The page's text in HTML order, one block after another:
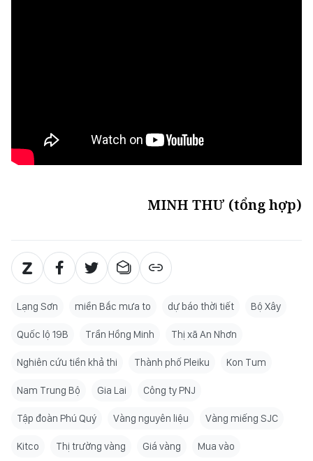
MINH THƯ (tổng hợp)
Lạng Sơn miền Bắc mưa to dự báo thời tiết Bộ Xây
Quốc lộ 19B Trần Hồng Minh Thị xã An Nhơn
Nghiên cứu tiền khả thi Thành phố Pleiku Kon Tum
Nam Trung Bộ Gia Lai Công ty PNJ
Tập đoàn Phú Quý Vàng nguyên liệu Vàng miếng SJC
Kitco Thị trường vàng Giá vàng Mua vào